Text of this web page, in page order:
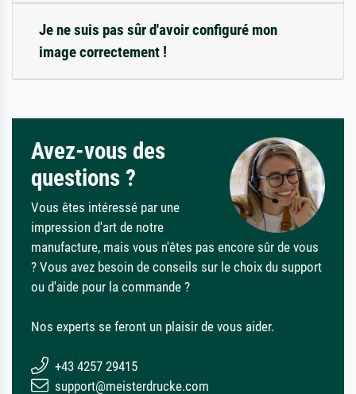
Je ne suis pas sûr d'avoir configuré mon
image correctement !
Avez-vous des
questions ?
Vous êtes intéressé par une
impression d'art de notre
manufacture, mais vous n'êtes pas encore sûr de vous
? Vous avez besoin de conseils sur le choix du support
ou d'aide pour la commande ?
Nos experts se feront un plaisir de vous aider.
+43 4257 29415
support@meisterdrucke.com